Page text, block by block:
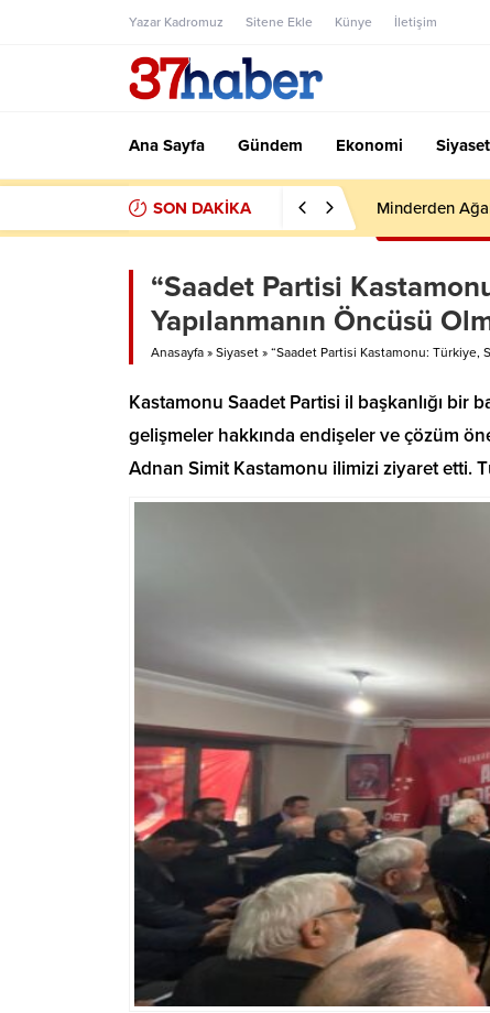
Yazar Kadromuz Sitene Ekle Künye İletişim
Ana Sayfa Gündem Ekonomi Siyaset
SON DAKİKA Minderden
“Saadet Partisi
Yapılanmanın Öncüsü
Anasayfa » Siyaset » “Saadet Partisi Kastamonu: Türkiye,
Kastamonu Saadet Partisi il başkanlığı bir
gelişmeler hakkında endişeler ve çözüm
Adnan Simit Kastamonu ilimizi ziyaret etti.